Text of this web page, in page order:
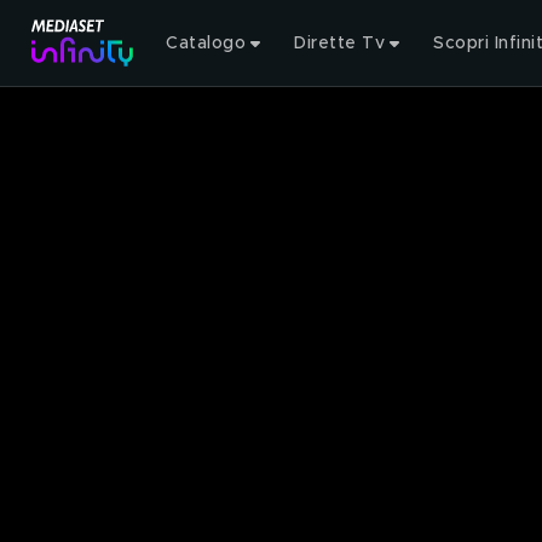
Catalogo Dirette Tv Scopri